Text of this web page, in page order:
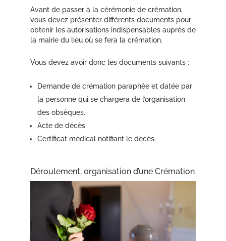
Avant de passer à la cérémonie de crémation,
vous devez présenter différents documents pour
obtenir les autorisations indispensables auprès de
la mairie du lieu où se fera la crémation.
Vous devez avoir donc les documents suivants :
Demande de crémation paraphée et datée par
la personne qui se chargera de l’organisation
des obsèques.
Acte de décès
Certificat médical notifiant le décès.
Déroulement, organisation d’une Crémation